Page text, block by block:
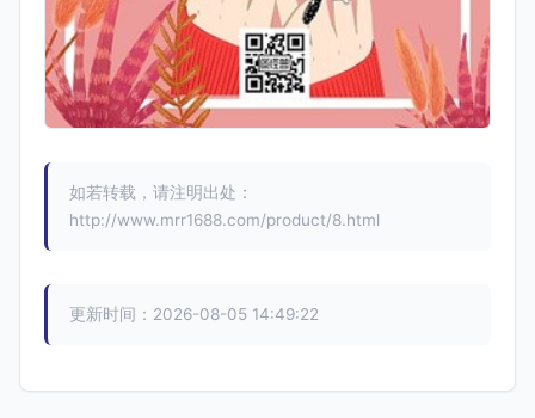
如若转载，请注明出处：
http://www.mrr1688.com/product/8.html
更新时间：2026-08-05 14:49:22